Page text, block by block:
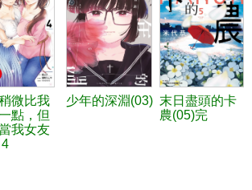
微比我
點，但
我女友
少年的深淵(03) 末日盡頭的卡
農(05)完